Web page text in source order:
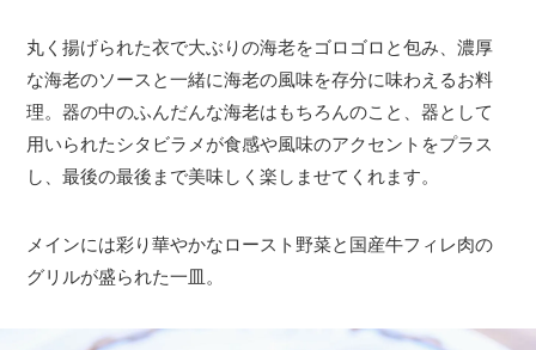
丸く揚げられた衣で大ぶりの海老をゴロゴロと包み、濃厚
な海老のソースと一緒に海老の風味を存分に味わえるお料
理。器の中のふんだんな海老はもちろんのこと、器として
用いられたシタビラメが食感や風味のアクセントをプラス
し、最後の最後まで美味しく楽しませてくれます。
メインには彩り華やかなロースト野菜と国産牛フィレ肉の
グリルが盛られた一皿。